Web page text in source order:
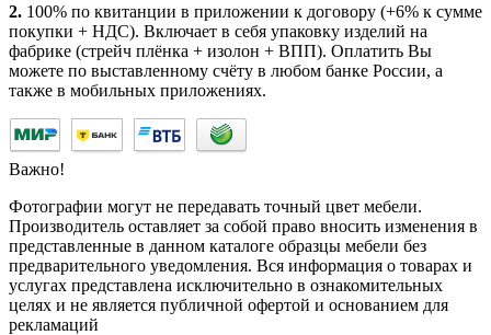
2. 100% по квитанции в приложении к договору (+6% к сумме
покупки + НДС). Включает в себя упаковку изделий на
фабрике (стрейч плёнка + изолон + ВПП). Оплатить Вы
можете по выставленному счёту в любом банке России, а
также в мобильных приложениях.
Важно!
Фотографии могут не передавать точный цвет мебели.
Производитель оставляет за собой право вносить изменения в
представленные в данном каталоге образцы мебели без
предварительного уведомления. Вся информация о товарах и
услугах представлена исключительно в ознакомительных
целях и не является публичной офертой и основанием для
рекламаций